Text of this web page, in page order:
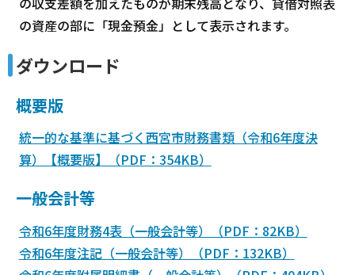
の資産の部に「現金預金」として表示されます。
ダウンロード
概要版
統一的な基準に基づく西宮市財務書類（令和6年度決
算）【概要版】（PDF：354KB）
一般会計等
令和6年度財務4表（一般会計等）（PDF：82KB）
令和6年度注記（一般会計等）（PDF：132KB）